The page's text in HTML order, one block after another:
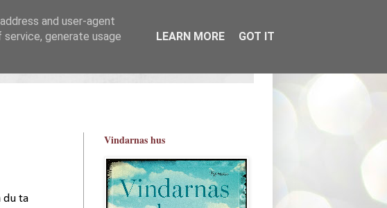
du ta
Vindarnas hus
and user-agent
generate usage
LEARN MORE GOT IT